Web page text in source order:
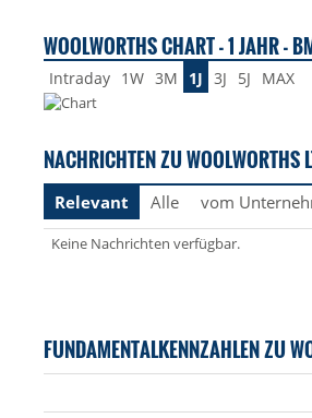
WOOLWORTHS CHART - 1 JAHR -
Intraday 1W 3M 1J 3J 5J MAX
NACHRICHTEN ZU WOOLWORTHS
Relevant Alle vom
Keine Nachrichten verfügbar.
FUNDAMENTALKENNZAHLEN ZU